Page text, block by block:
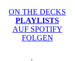
ON THE DECKS
PLAYLISTS
AUF SPOTIFY
FOLGEN